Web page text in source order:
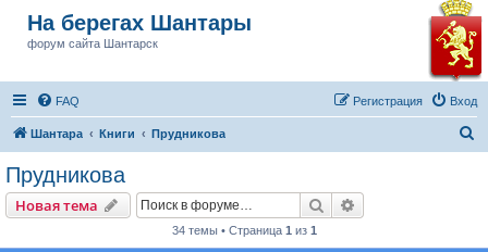
На берегах Шантары
форум сайта Шантарск
FAQ Вход
Регистрация
Шантара Книги Прудникова
Прудникова
Новая тема Поиск
34 темы • Страница 1 из 1